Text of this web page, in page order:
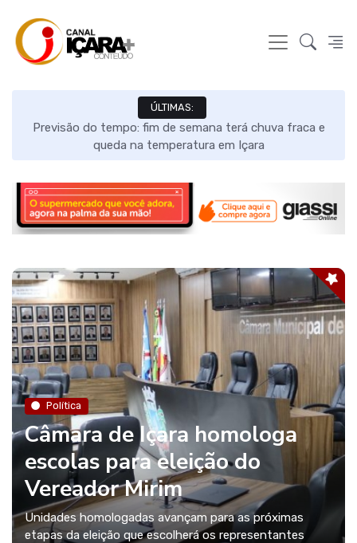
ÚLTIMAS:
Câmara de Içara homologa escolas para eleição do
Vereador Mirim
Política
Câmara de Içara homologa
escolas para eleição do
Vereador Mirim
Unidades homologadas avançam para as próximas
etapas da eleição que escolherá os representantes